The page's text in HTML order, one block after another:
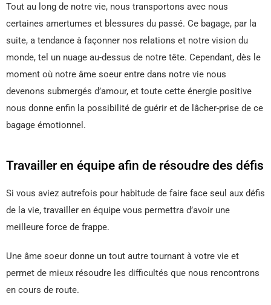
Tout au long de notre vie, nous transportons avec nous
certaines amertumes et blessures du passé. Ce bagage, par la
suite, a tendance à façonner nos relations et notre vision du
monde, tel un nuage au-dessus de notre tête. Cependant, dès le
moment où notre âme soeur entre dans notre vie nous
devenons submergés d’amour, et toute cette énergie positive
nous donne enfin la possibilité de guérir et de lâcher-prise de ce
bagage émotionnel.
Travailler en équipe afin de résoudre des défis
Si vous aviez autrefois pour habitude de faire face seul aux défis
de la vie, travailler en équipe vous permettra d’avoir une
meilleure force de frappe.
Une âme soeur donne un tout autre tournant à votre vie et
permet de mieux résoudre les difficultés que nous rencontrons
en cours de route.